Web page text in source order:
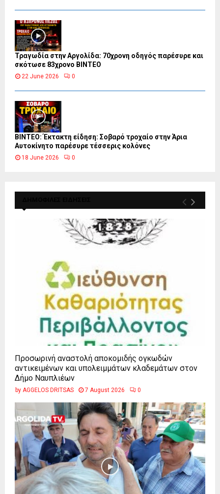
Τραγωδία στην Αργολίδα: 70χρονη οδηγός παρέσυρε και
σκότωσε 83χρονο ΒΙΝΤΕΟ
22 June 2026 0
ΒΙΝΤΕΟ: Έκτακτη είδηση: Σοβαρό τροχαίο στην Άρια
Αυτοκίνητο παρέσυρε τέσσερις κολόνες
18 June 2026 0
Προσωρινή αναστολή αποκομιδής ογκωδών
αντικειμένων και υπολειμμάτων κλαδεμάτων στον
Δήμο Ναυπλιέων
by AGGELOS DRITSAS 7 August 2026 0